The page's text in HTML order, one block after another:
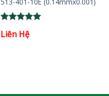
out of 5
Liên Hệ